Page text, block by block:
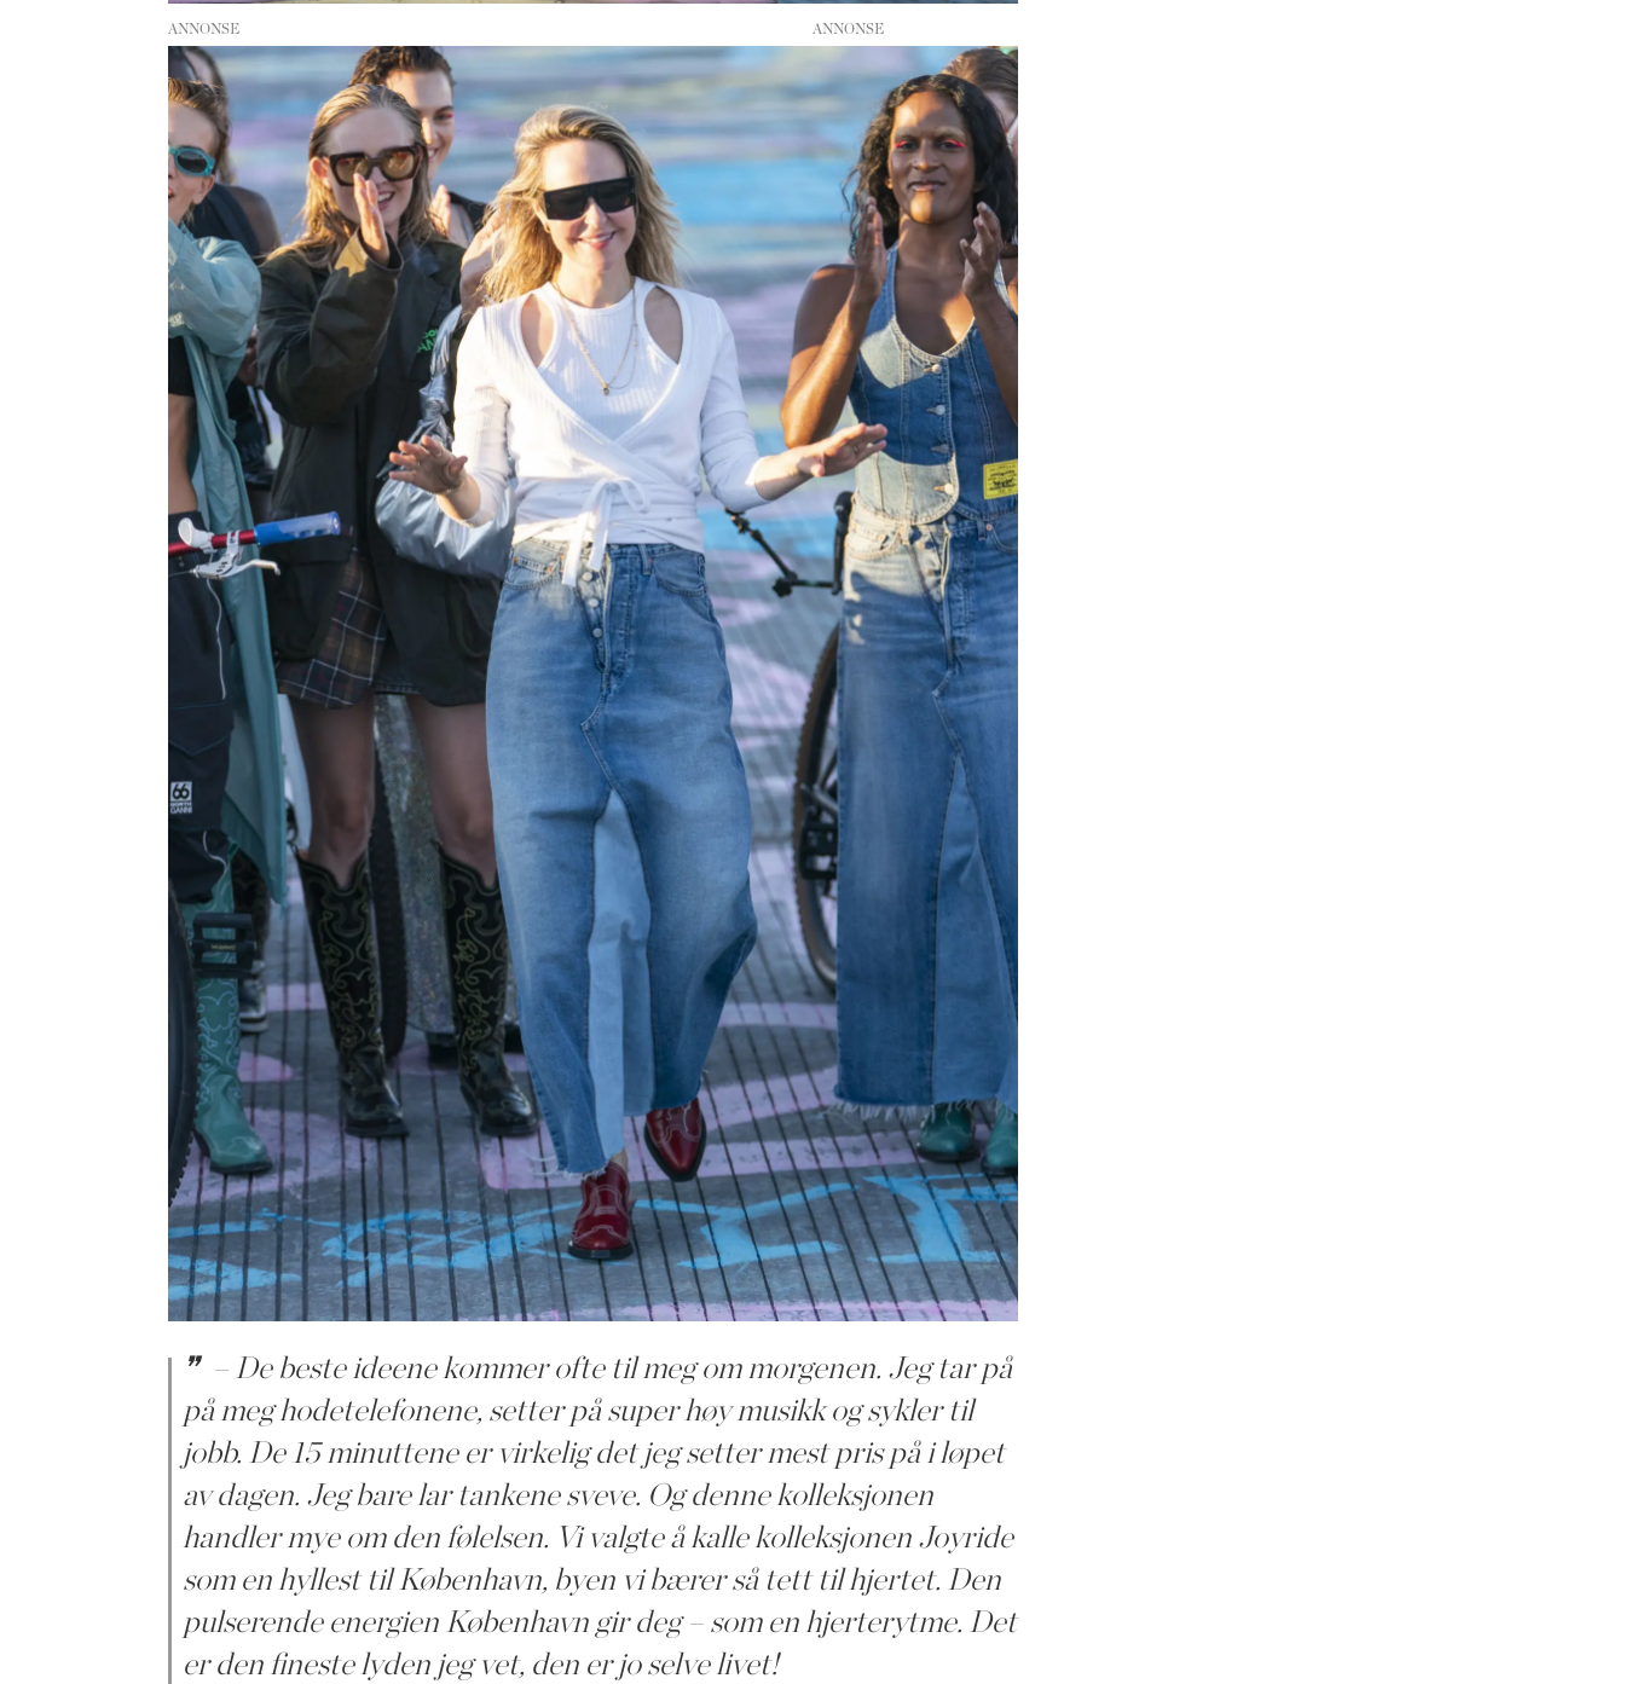
ANNONSE
– De beste ideene kommer ofte til meg om morgenen. Jeg tar på
på meg hodetelefonene, setter på super høy musikk og sykler til
jobb. De 15 minuttene er virkelig det jeg setter mest pris på i løpet
av dagen. Jeg bare lar tankene sveve. Og denne kolleksjonen
handler mye om den følelsen. Vi valgte å kalle kolleksjonen Joyride
som en hyllest til København, byen vi bærer så tett til hjertet. Den
pulserende energien København gir deg – som en hjerterytme. Det
er den fineste lyden jeg vet, den er jo selve livet!